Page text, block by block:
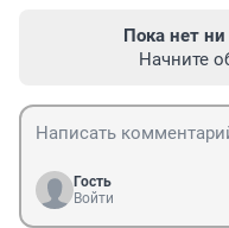
Пока нет
Начните
Гость
Войти